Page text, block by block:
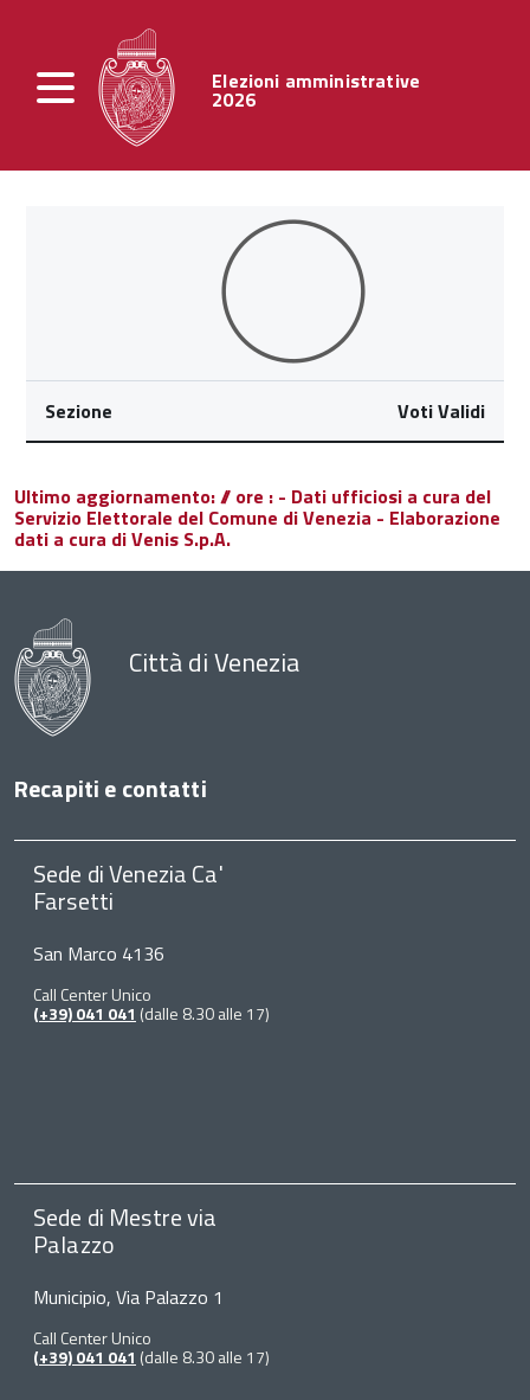
Elezioni amministrative
2026
Sezione Voti Validi
Ultimo aggiornamento: // ore : - Dati ufficiosi a cura del
Servizio Elettorale del Comune di Venezia - Elaborazione
dati a cura di Venis S.p.A.
Città di Venezia
Recapiti e contatti
Sede di Venezia Ca'
Farsetti
San Marco 4136
Call Center Unico
(+39) 041 041 (dalle 8.30 alle 17)
Sede di Mestre via
Palazzo
Municipio, Via Palazzo 1
Call Center Unico
(+39) 041 041 (dalle 8.30 alle 17)